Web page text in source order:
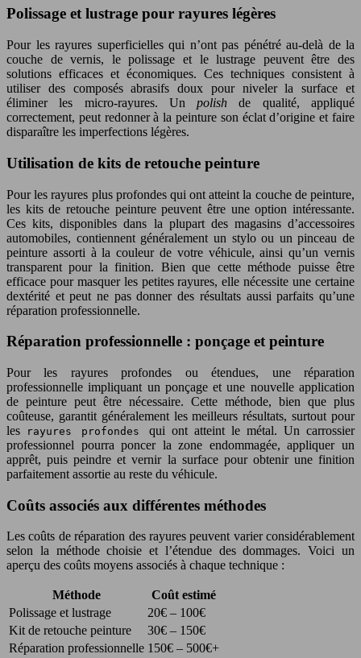
Polissage et lustrage pour rayures légères
Pour les rayures superficielles qui n’ont pas pénétré au-delà de la
couche de vernis, le polissage et le lustrage peuvent être des
solutions efficaces et économiques. Ces techniques consistent à
utiliser des composés abrasifs doux pour niveler la surface et
éliminer les micro-rayures. Unpolishde qualité, appliqué
correctement, peut redonner à la peinture son éclat d’origine et faire
disparaître les imperfections légères.
Utilisation de kits de retouche peinture
Pour les rayures plus profondes qui ont atteint la couche de peinture,
les kits de retouche peinture peuvent être une option intéressante.
Ces kits, disponibles dans la plupart des magasins d’accessoires
automobiles, contiennent généralement un stylo ou un pinceau de
peinture assorti à la couleur de votre véhicule, ainsi qu’un vernis
transparent pour la finition. Bien que cette méthode puisse être
efficace pour masquer les petites rayures, elle nécessite une certaine
dextérité et peut ne pas donner des résultats aussi parfaits qu’une
réparation professionnelle.
Réparation professionnelle : ponçage et peinture
Pour les rayures profondes ou étendues, une réparation
professionnelle impliquant un ponçage et une nouvelle application
de peinture peut être nécessaire. Cette méthode, bien que plus
coûteuse, garantit généralement les meilleurs résultats, surtout pour
les
rayures profondes qui ont atteint le métal. Un carrossier
professionnel pourra poncer la zone endommagée, appliquer un
apprêt, puis peindre et vernir la surface pour obtenir une finition
parfaitement assortie au reste du véhicule.
Coûts associés aux différentes méthodes
Les coûts de réparation des rayures peuvent varier considérablement
selon la méthode choisie et l’étendue des dommages. Voici un
aperçu des coûts moyens associés à chaque technique :
Méthode
Coût estimé
Polissage et lustrage
20€ – 100€
Kit de retouche peinture
30€ – 150€
Réparation professionnelle 150€ – 500€+